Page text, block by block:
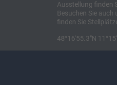
Ausstellung finden
Besuchen Sie auch
finden Sie
48°16'55.3"N